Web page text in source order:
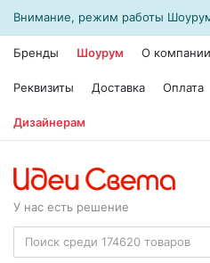
Внимание, режим работы
Бренды Шоурум О компании
Реквизиты Доставка Оплата
Дизайнерам
У нас есть решение